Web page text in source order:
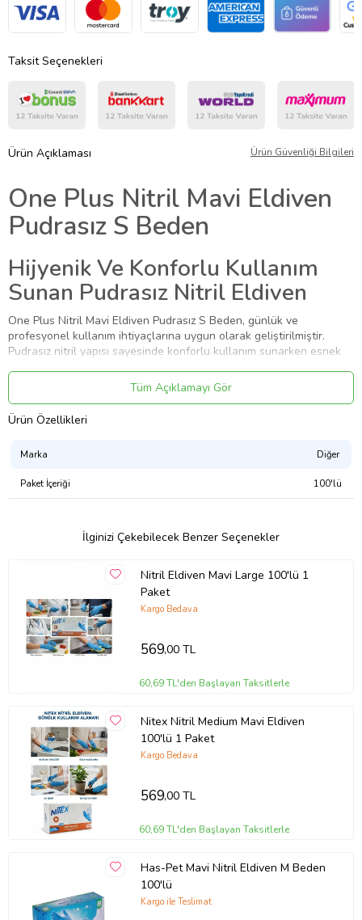
Taksit Seçenekleri
Ürün Açıklaması Ürün Güvenliği Bilgileri
One Plus Nitril Mavi Eldiven
Pudrasız S Beden
Hijyenik Ve Konforlu Kullanım
Sunan Pudrasız Nitril Eldiven
One Plus Nitril Mavi Eldiven Pudrasız S Beden, günlük ve
profesyonel kullanım ihtiyaçlarına uygun olarak geliştirilmiştir.
Pudrasız nitril yapısı sayesinde konforlu kullanım sunarken esnek
Ürün Özellikleri
Pudrasız Kullanım Tasarımı
Mavi Renk Kullanım Yapısı
S Beden Ergonomik Tasarım
Tek Kullanımlık Hijyenik Yapı
Kullanım Alanları
Gıda Hazırlık Alanları
Profesyonel Temizlik İşlemleri
Laboratuvarlar
Kuaför Ve Güzellik Salonları
Günlük Kullanım Alanları
Kullanım Avantajları
Pudrasız Yapısı İle Konforlu Kullanım Sağlar
Esnek Yapısı İle El Hareketlerini Destekler
Hijyenik Kullanım Avantajı Sunar
Kolay Giyilip Çıkarılabilen Tasarım Sağlar
Tek Kullanımlık Yapısı İle Pratik Kullanım Sağlar
Teknik Bilgiler
Tüm Açıklamayı Gör
Ürün Özellikleri
Marka Diğer
Paket İçeriği 100'lü
İlginizi Çekebilecek Benzer Seçenekler
Nitril Eldiven Mavi Large 100'lü 1
Paket
Kargo Bedava
569,00 TL
60,69 TL'den Başlayan Taksitlerle
Nitex Nitril Medium Mavi Eldiven
100'lü 1 Paket
Kargo Bedava
569,00 TL
60,69 TL'den Başlayan Taksitlerle
Has-Pet Mavi Nitril Eldiven M Beden
100'lü
Kargo ile Teslimat